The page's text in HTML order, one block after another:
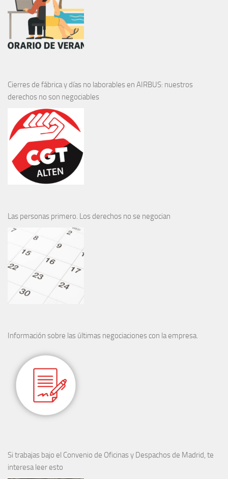
Cierres de fábrica y días no laborables en AIRBUS: nuestros
derechos no son negociables
Las personas primero. Los derechos no se negocian
Información sobre las últimas negociaciones con la empresa.
Si trabajas bajo el Convenio de Oficinas y Despachos de Madrid, te
interesa leer esto